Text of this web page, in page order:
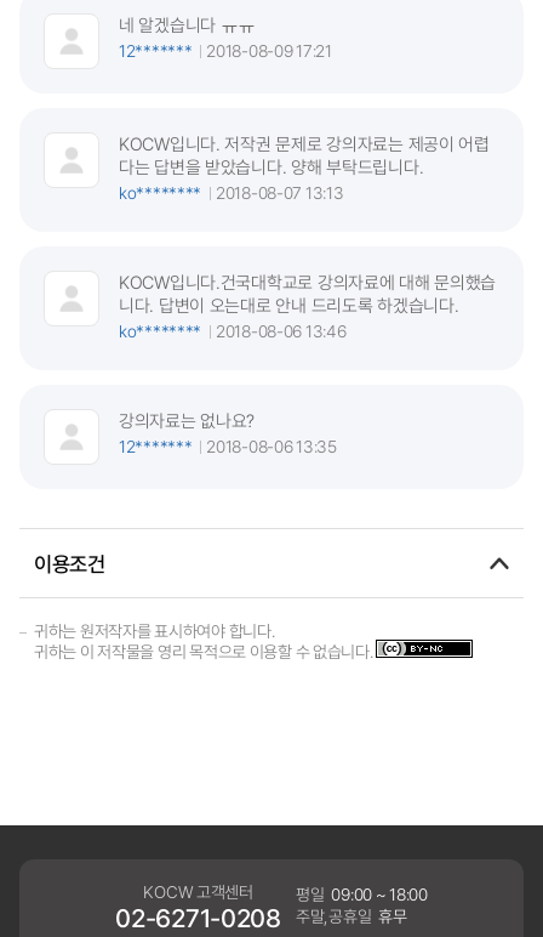
네 알겠습니다 ㅠㅠ
12*******
2018-08-09 17:21
KOCW입니다. 저작권 문제로 강의자료는 제공이 어렵
다는 답변을 받았습니다. 양해 부탁드립니다.
ko********
2018-08-07 13:13
KOCW입니다.건국대학교로 강의자료에 대해 문의했습
니다. 답변이 오는대로 안내 드리도록 하겠습니다.
ko********
2018-08-06 13:46
강의자료는 없나요?
12*******
2018-08-06 13:35
이용조건
귀하는 원저작자를 표시하여야 합니다.
귀하는 이 저작물을 영리 목적으로 이용할 수 없습니다.
KOCW 고객센터
02-6271-0208
평일 09:00 ~ 18:00
주말,공휴일 휴무